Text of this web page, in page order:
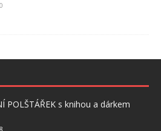
POLŠTÁŘEK s knihou a dárkem